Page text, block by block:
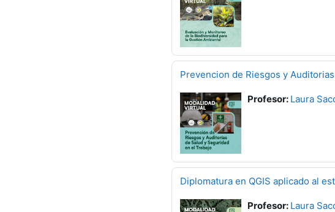
Prevencion de Riesgos y
Profesor: Laura
Diplomatura en QGIS aplicado al
Profesor: Laura